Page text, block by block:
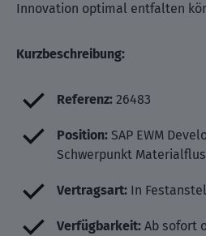
Innovation optimal entfalten
Kurzbeschreibung:
Referenz: 26483
Position: SAP EWM
Schwerpunkt
Vertragsart: In
Verfügbarkeit: Ab sofort